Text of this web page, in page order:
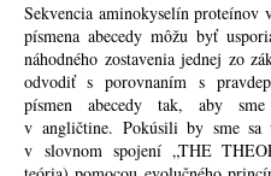
Sekvencia aminokyselín proteínov
písmena abecedy môžu byť
náhodného zostavenia jednej zo
odvodiť s porovnaním s
písmen abecedy tak, aby
v angličtine. Pokúsili by sme sa
v slovnom spojení „THE